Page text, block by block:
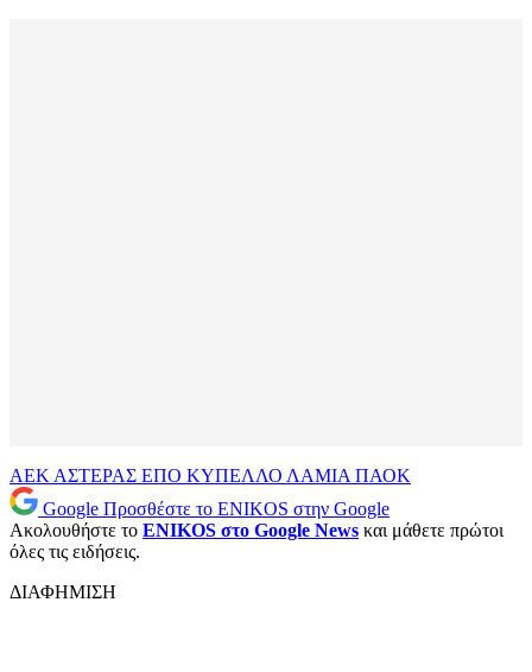
ΑΕΚ ΑΣΤΕΡΑΣ ΕΠΟ ΚΥΠΕΛΛΟ ΛΑΜΙΑ ΠΑΟΚ
Google Προσθέστε το ENIKOS στην Google
Ακολουθήστε το ENIKOS στο Google News και μάθετε πρώτοι
όλες τις ειδήσεις.
ΔΙΑΦΗΜΙΣΗ